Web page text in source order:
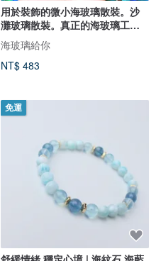
用於裝飾的微小海玻璃散裝。沙
灘玻璃散裝。真正的海玻璃工藝
品質
海玻璃給你
NT$ 483
免運